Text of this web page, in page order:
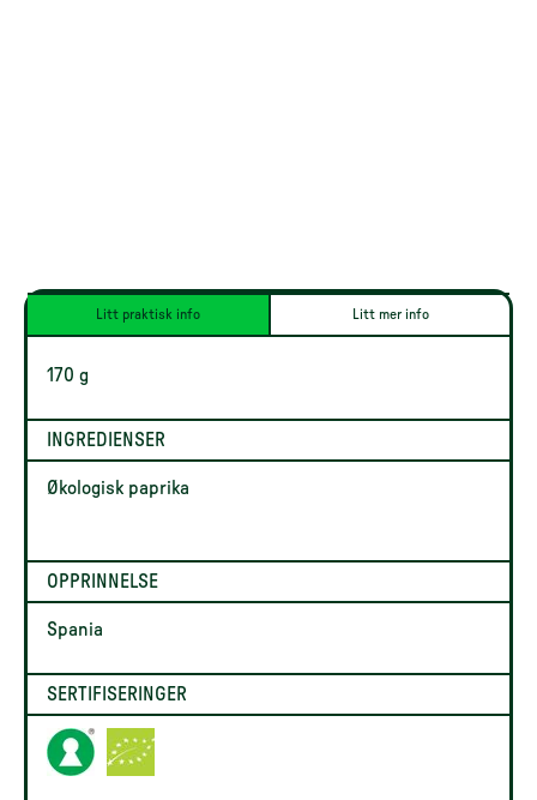
Litt praktisk info Litt mer info
170 g
INGREDIENSER
Økologisk paprika
OPPRINNELSE
Spania
SERTIFISERINGER